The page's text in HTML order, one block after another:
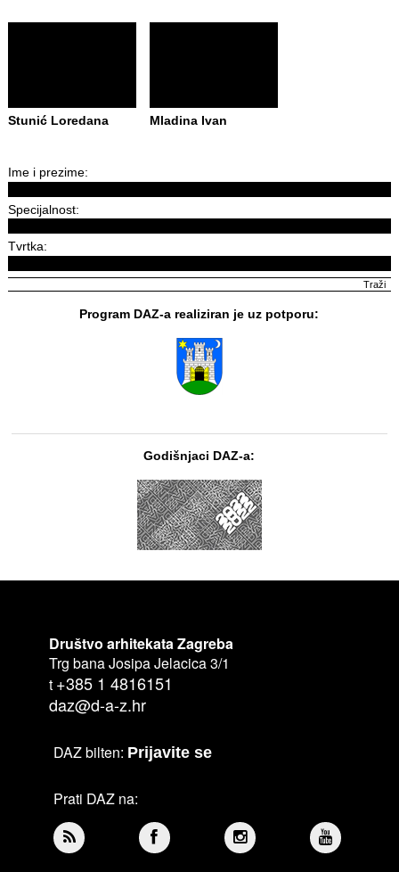
Stunić Loredana Mladina Ivan
Ime i prezime:
Specijalnost:
Tvrtka:
Program DAZ-a realiziran je uz potporu:
Godišnjaci DAZ-a:
Društvo arhitekata Zagreba
Trg bana Josipa Jelacica 3/1
t +385 1 4816151
daz@d-a-z.hr
DAZ bilten: Prijavite se
Prati DAZ na: